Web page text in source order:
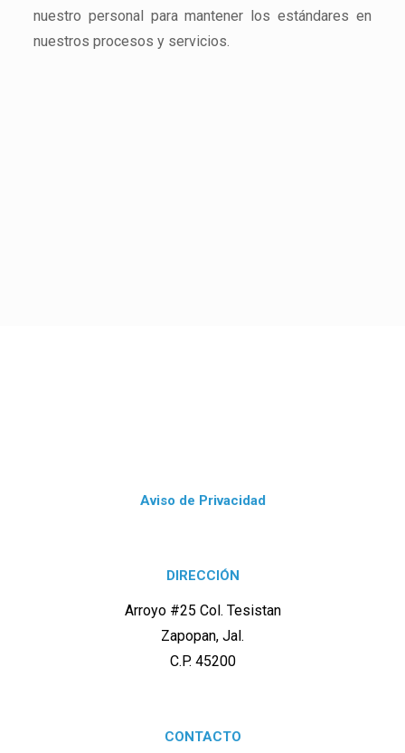
nuestro personal para mantener los estándares en
nuestros procesos y servicios.
Aviso de Privacidad
DIRECCIÓN
Arroyo #25 Col. Tesistan
Zapopan, Jal.
C.P. 45200
CONTACTO